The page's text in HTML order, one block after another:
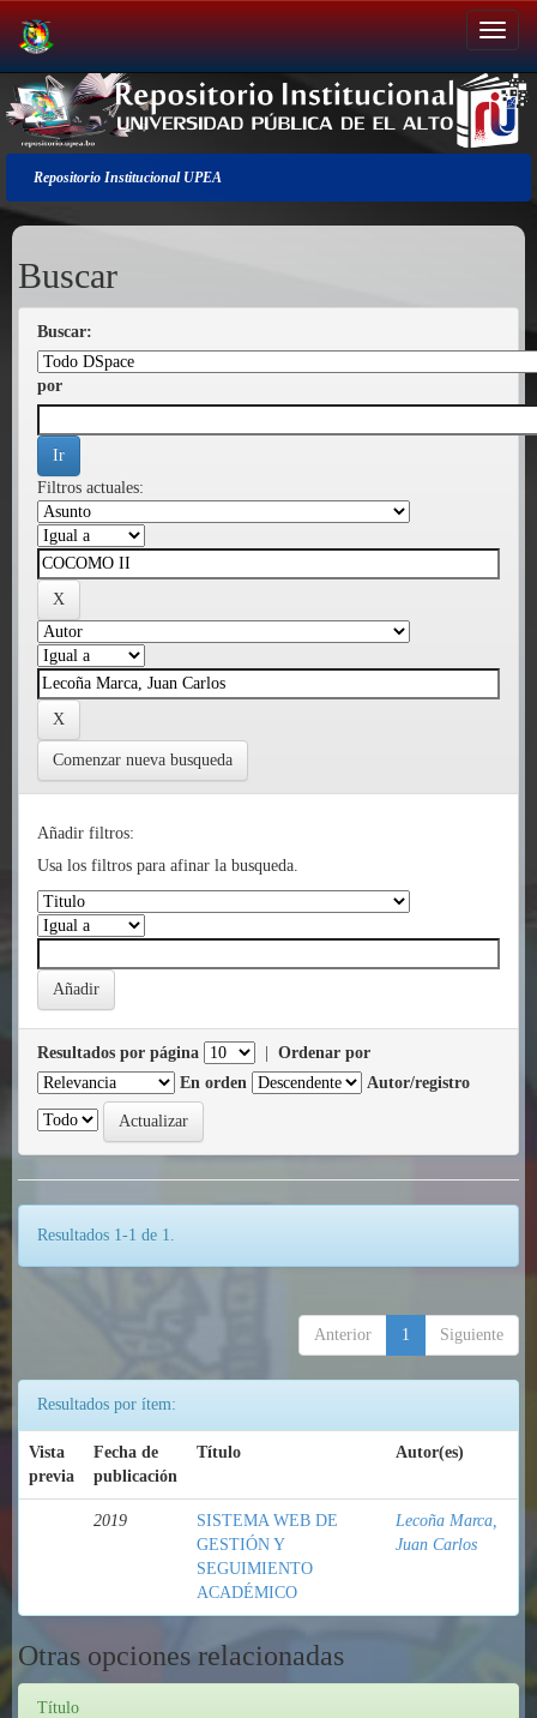
Salir
de
la
navegación
Repositorio Institucional UPEA
Buscar
Buscar:
por
Filtros actuales:
Comenzar nueva busqueda
Añadir filtros:
Usa los filtros para afinar la busqueda.
Resultados por página
Ordenar por
En orden
Autor/registro
Resultados 1-1 de 1.
Anterior 1 Siguiente
Resultados por ítem:
Vista
previa
Fecha de
publicación
Título Autor(es)
2019
SISTEMA WEB DE
GESTIÓN Y
SEGUIMIENTO
ACADÉMICO
Lecoña Marca,
Juan Carlos
Otras opciones relacionadas
Título